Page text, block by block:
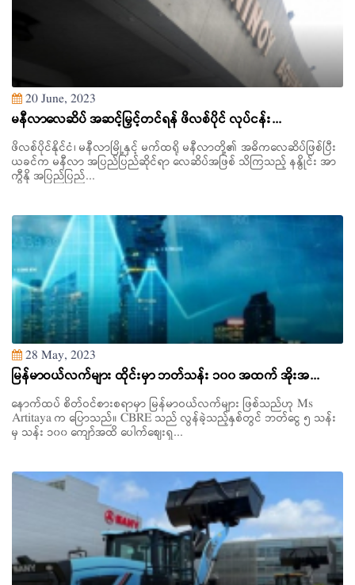
20 June, 2023
မနီလာလေဆိပ် အဆင့်မြှင့်တင်ရန် ဖိလစ်ပိုင် လုပ်ငန်း...
ဖိလစ်ပိုင်နိုင်ငံ၊ မနီလာမြို့နှင့် မက်ထရို မနီလာတို့၏ အဓိကလေဆိပ်ဖြစ်ပြီး
ယခင်က မနီလာ အပြည်ပြည်ဆိုင်ရာ လေဆိပ်အဖြစ် သိကြသည့် နနွိုင်း အာ
ကွီနို အပြည်ပြည်...
28 May, 2023
မြန်မာဝယ်လက်များ ထိုင်းမှာ ဘတ်သန်း ၁၀၀ အထက် အိုးအ...
နောက်ထပ် စိတ်ဝင်စားစရာမှာ မြန်မာဝယ်လက်များ ဖြစ်သည်ဟု Ms
Artitaya က ပြောသည်။ CBRE သည် လွန်ခဲ့သည့်နှစ်တွင် ဘတ်ငွေ ၅ သန်း
မှ သန်း ၁၀၀ ကျော်အထိ ပေါက်ဈေးရှ...